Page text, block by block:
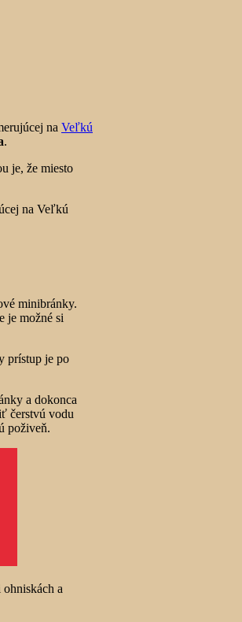
na Veľkú
.
je, že miesto
na Veľkú
minibránky.
je možné si
prístup je po
a dokonca
čerstvú vodu
poživeň.
a